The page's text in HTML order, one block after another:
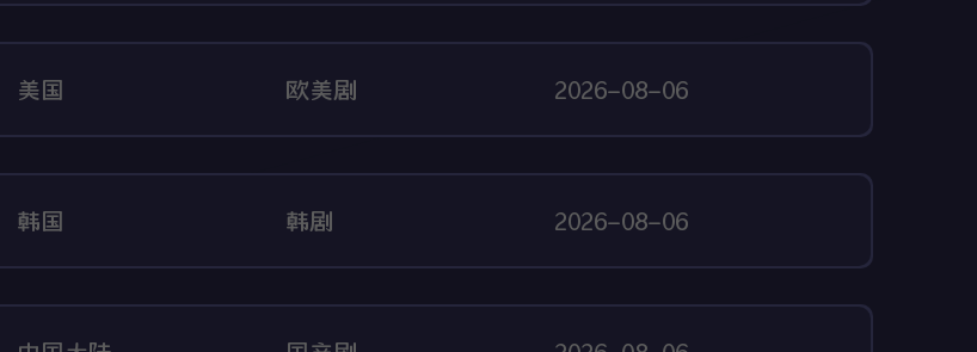
美国 欧美剧 2026-08-06
韩国 韩剧 2026-08-06